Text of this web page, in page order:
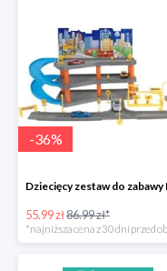
-36%
55.99 zł86.99 zł*